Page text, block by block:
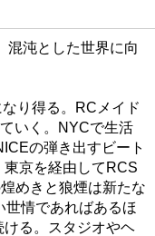
混沌とした世界に向
り得る。RCメイド
いく。NYCで生活
の弾き出すビート
京を経由してRCS
めきと狼煙は新たな
世情であればあるほ
る。スタジオやヘ